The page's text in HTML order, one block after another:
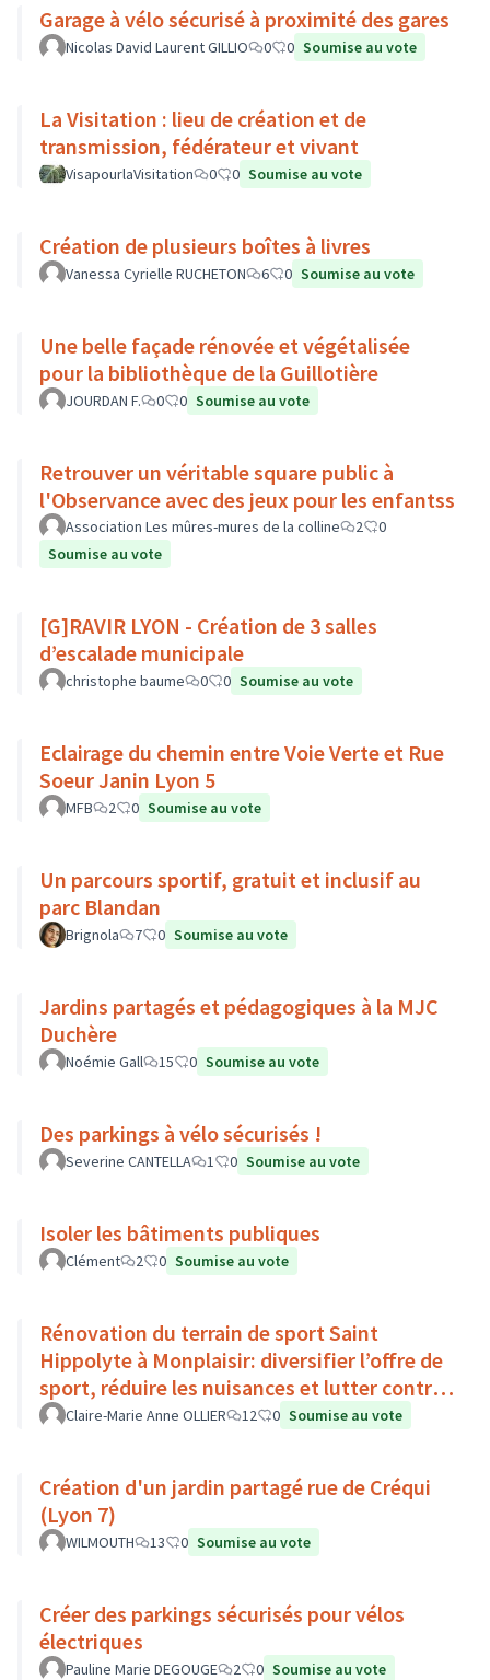
Garage à vélo sécurisé à proximité des gares
Nicolas David Laurent GILLIO 0 0 Soumise au vote
La Visitation : lieu de création et de
transmission, fédérateur et vivant
VisapourlaVisitation 0 0 Soumise au vote
Création de plusieurs boîtes à livres
Vanessa Cyrielle RUCHETON 6 0 Soumise au vote
Une belle façade rénovée et végétalisée
pour la bibliothèque de la Guillotière
JOURDAN F. 0 0 Soumise au vote
Retrouver un véritable square public à
l'Observance avec des jeux pour les enfantss
Association Les mûres-mures de la colline 2
0
Soumise au vote
[G]RAVIR LYON - Création de 3 salles
d’escalade municipale
christophe baume 0 0 Soumise au vote
Eclairage du chemin entre Voie Verte et Rue
Soeur Janin Lyon 5
MFB 2 0 Soumise au vote
Un parcours sportif, gratuit et inclusif au
parc Blandan
Brignola 7 0 Soumise au vote
Jardins partagés et pédagogiques à la MJC
Duchère
Noémie Gall 15 0 Soumise au vote
Des parkings à vélo sécurisés !
Severine CANTELLA 1 0 Soumise au vote
Isoler les bâtiments publiques
Clément 2 0 Soumise au vote
Rénovation du terrain de sport Saint
Hippolyte à Monplaisir: diversifier l’offre de
sport, réduire les nuisances et lutter contre
l’îlot de chaleur
Claire-Marie Anne OLLIER 12 0 Soumise au vote
Création d'un jardin partagé rue de Créqui
(Lyon 7)
WILMOUTH 13 0 Soumise au vote
Créer des parkings sécurisés pour vélos
électriques
Pauline Marie DEGOUGE 2 0 Soumise au vote